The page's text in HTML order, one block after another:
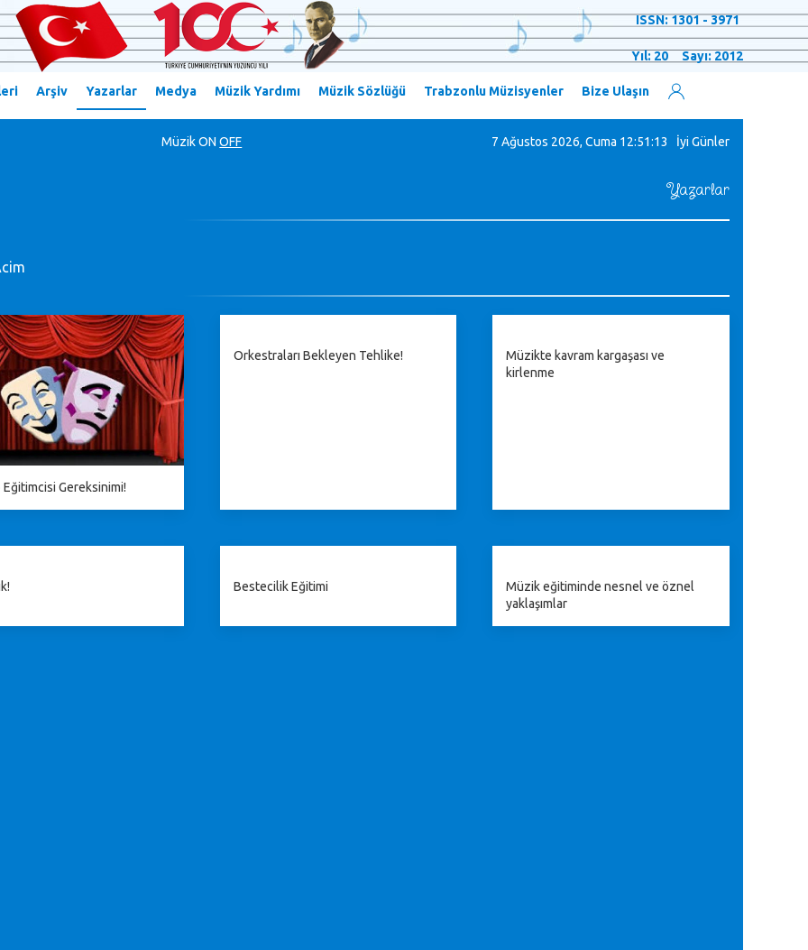
ISSN: 1301 - 3971
Yıl: 20 Sayı: 2012
Arşiv Yazarlar Medya Müzik Yardımı Müzik Sözlüğü Trabzonlu Müzisyenler Bize Ulaşın
MüzikON OFF 7 Ağustos 2026, Cuma 12:51:13 İyi Günler
Yazarlar
Gereksinimi!
Orkestraları Bekleyen Tehlike!
Müzikte kavram kargaşası ve
kirlenme
Bestecilik Eğitimi
Müzik eğitiminde nesnel ve öznel
yaklaşımlar